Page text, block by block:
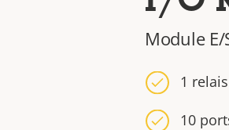
Module
1
10